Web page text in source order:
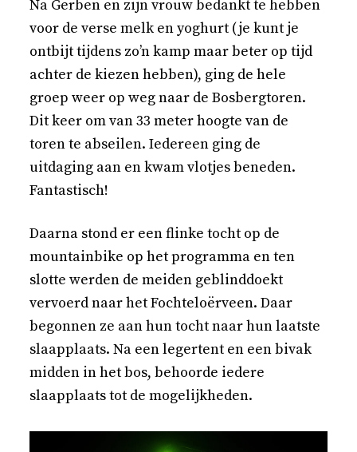
Na Gerben en zijn vrouw bedankt te hebben
voor de verse melk en yoghurt (je kunt je
ontbijt tijdens zo’n kamp maar beter op tijd
achter de kiezen hebben), ging de hele
groep weer op weg naar de Bosbergtoren.
Dit keer om van 33 meter hoogte van de
toren te abseilen. Iedereen ging de
uitdaging aan en kwam vlotjes beneden.
Fantastisch!
Daarna stond er een flinke tocht op de
mountainbike op het programma en ten
slotte werden de meiden geblinddoekt
vervoerd naar het Fochteloërveen. Daar
begonnen ze aan hun tocht naar hun laatste
slaapplaats. Na een legertent en een bivak
midden in het bos, behoorde iedere
slaapplaats tot de mogelijkheden.